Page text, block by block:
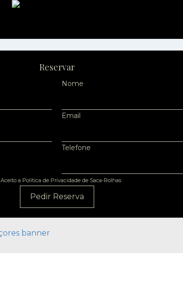
Reservar
Nome
Email
Telefone
Aceito a Política de Privacidade de Saca-Rolhas
Pedir Reserva